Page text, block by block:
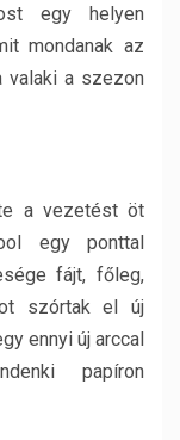
egy helyen
mondanak az
valaki a szezon
a vezetést öt
egy ponttal
fájt, főleg,
szórtak el új
ennyi új arccal
papíron